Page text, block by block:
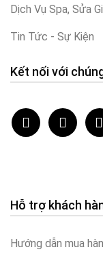
Dịch Vụ Spa, Sửa
Tin Tức - Sự Kiện
Kết nối với
Hỗ trợ khách
Hướng dẫn mua